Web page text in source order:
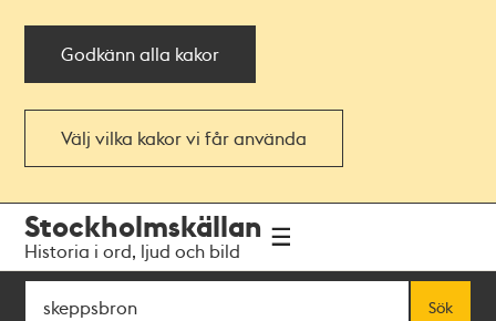
Godkänn alla kakor
Välj vilka kakor vi får använda
navigationen
huvudinnehållet
Stockholmskällan
Historia i ord, ljud och bild
Sök
Sök